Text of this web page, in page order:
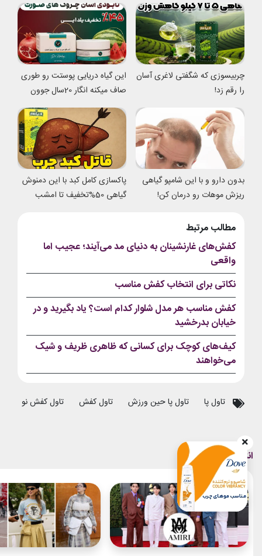
چربیسوزی که شگفتی لاغری آسان
را رقم زد!
این گیاه دریایی پوستت رو طوری
صاف میکنه انگار 20سال جوون
شدی
بدون دارو و با این شامپو گیاهی
ریزش موهات رو درمان کن!
پاکسازی کامل کبد با این دمنوش
گیاهی 50%تخفیف تا امشب
مطالب مرتبط
کفش‌های غارنشینان به دنیای مد می‌آیند؛ عجیب اما
واقعی
نکاتی برای انتخاب کفش مناسب
کفش مناسب هر مدل شلوار کدام است؟ یاد بگیرید و در
خیابان بدرخشید
کیف‌های کوچک برای کسانی که ظاهری ظریف و شیک
می‌خواهند
تاول پا تاول پا حین ورزش تاول کفش تاول کفش نو